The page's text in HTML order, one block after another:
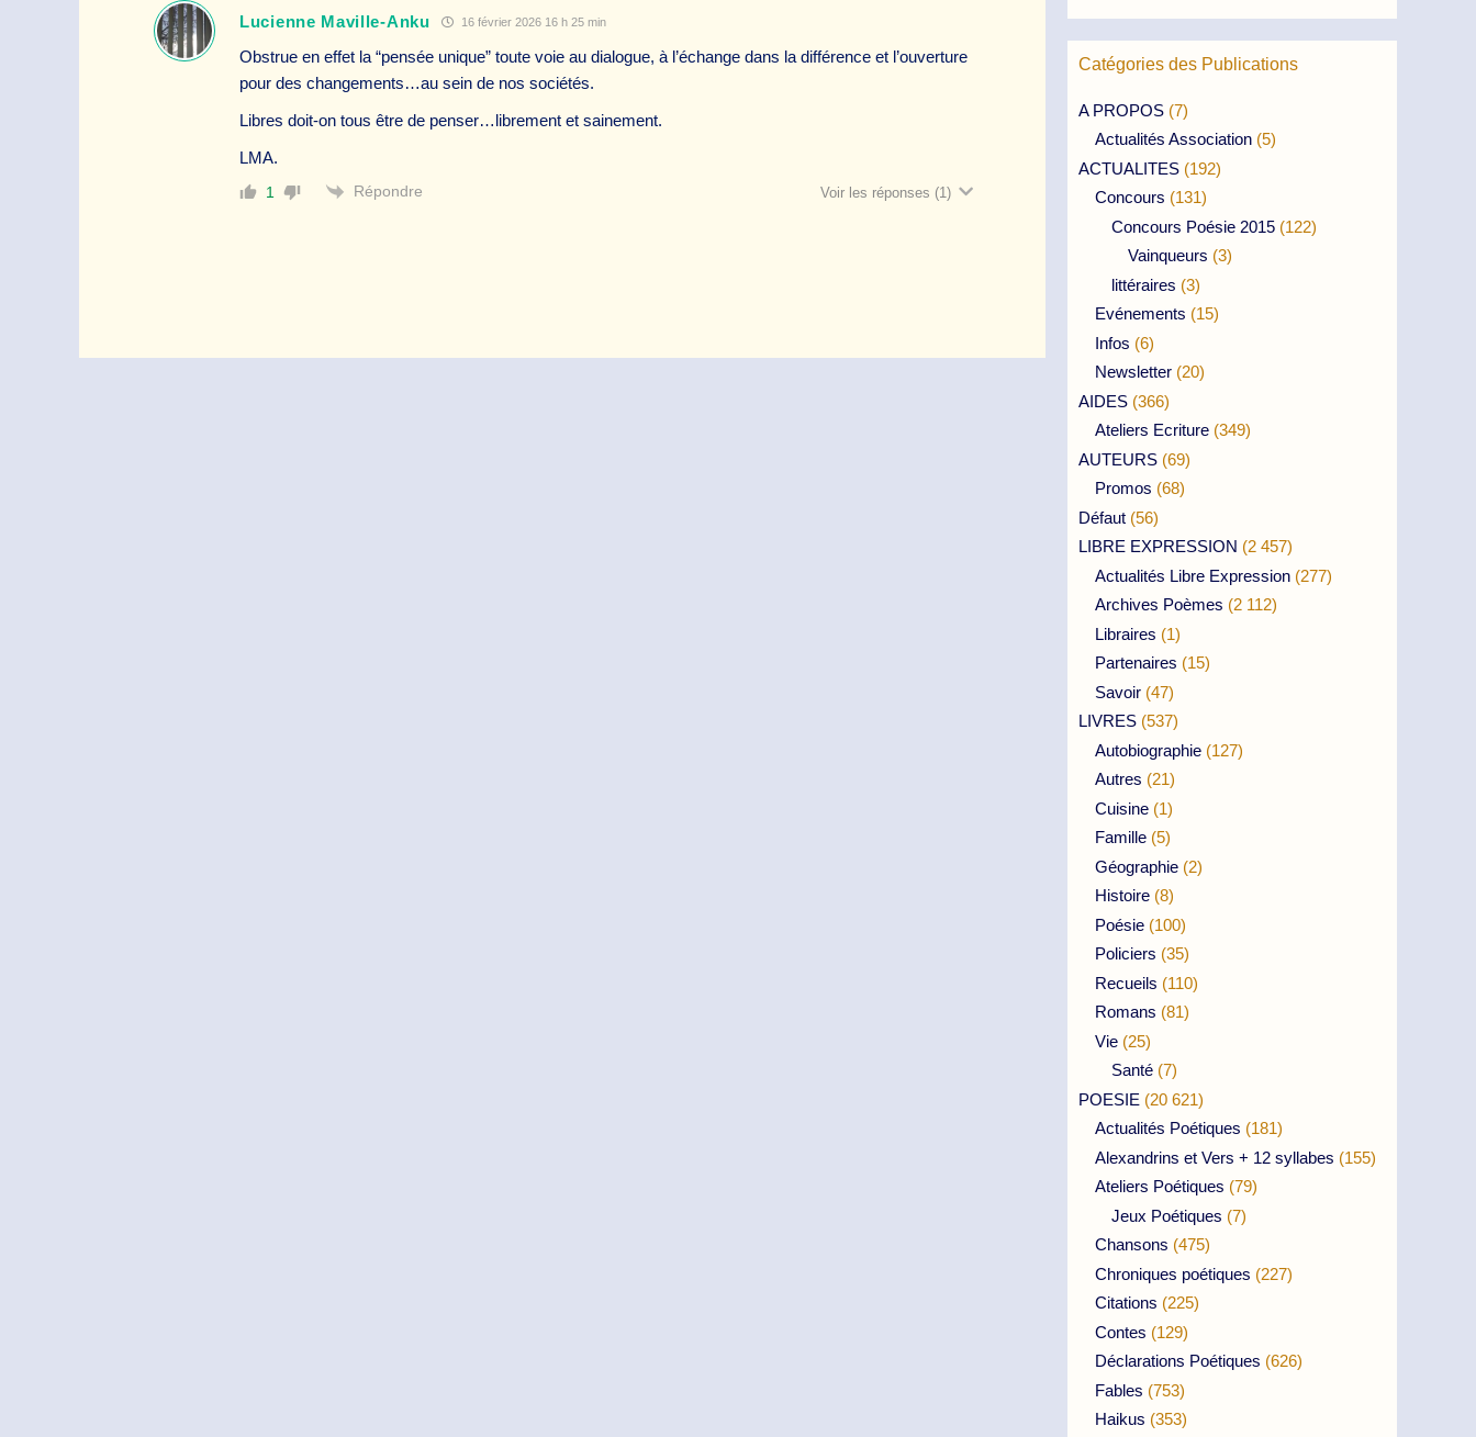
Lucienne Maville-Anku 16 février 2026 16 h 25 min
Obstrue en effet la “pensée unique” toute voie au dialogue, à l’échange dans la différence et l’ouverture
pour des changements…au sein de nos sociétés.
Libres doit-on tous être de penser…librement et sainement.
LMA.
1 Répondre Voir les réponses (1)
Catégories des Publications
A PROPOS (7)
Actualités Association (5)
ACTUALITES (192)
Concours (131)
Concours Poésie 2015 (122)
Vainqueurs (3)
littéraires (3)
Evénements (15)
Infos (6)
Newsletter (20)
AIDES (366)
Ateliers Ecriture (349)
AUTEURS (69)
Promos (68)
Défaut (56)
LIBRE EXPRESSION (2 457)
Actualités Libre Expression (277)
Archives Poèmes (2 112)
Libraires (1)
Partenaires (15)
Savoir (47)
LIVRES (537)
Autobiographie (127)
Autres (21)
Cuisine (1)
Famille (5)
Géographie (2)
Histoire (8)
Poésie (100)
Policiers (35)
Recueils (110)
Romans (81)
Vie (25)
Santé (7)
POESIE (20 621)
Actualités Poétiques (181)
Alexandrins et Vers + 12 syllabes (155)
Ateliers Poétiques (79)
Jeux Poétiques (7)
Chansons (475)
Chroniques poétiques (227)
Citations (225)
Contes (129)
Déclarations Poétiques (626)
Fables (753)
Haikus (353)